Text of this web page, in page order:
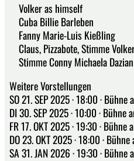
Volker as himself
Cuba Billie Barleben
Fanny Marie-Luis Kießling
Claus, Pizzabote, Stimme
Stimme Conny Michaela Dazian
Weitere Vorstellungen
SO 21. SEP 2025 · 18:00 · Bühne
DI 30. SEP 2025 · 10:00 · Bühne
FR 17. OKT 2025 · 19:30 · Bühne
DO 23. OKT 2025 · 18:00 ·
SA 31. JAN 2026 · 19:30 · Bühne